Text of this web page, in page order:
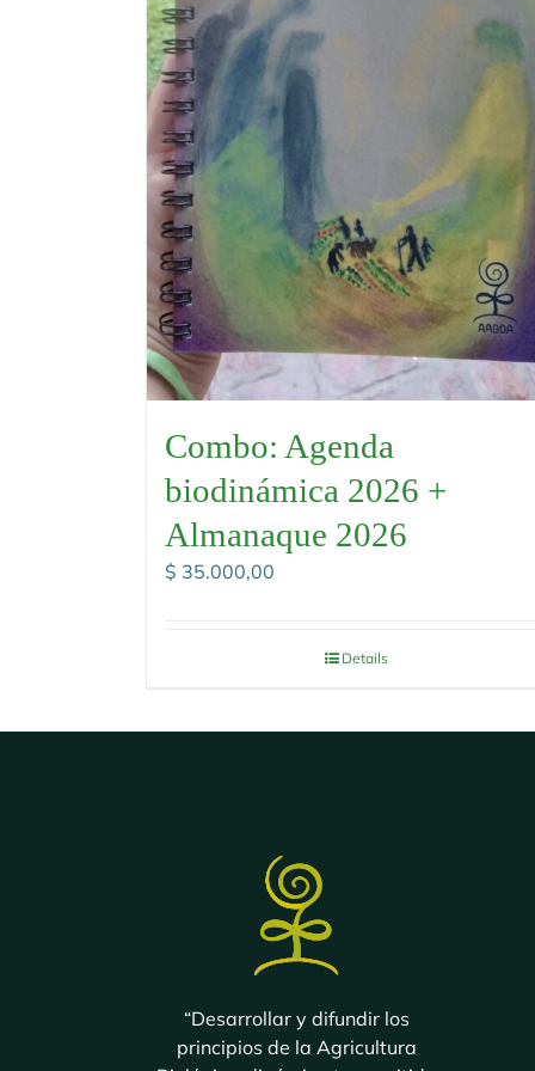
Combo: Agenda
biodinámica 2026 +
Almanaque 2026
$ 35.000,00
Details
“Desarrollar y difundir los
principios de la Agricultura